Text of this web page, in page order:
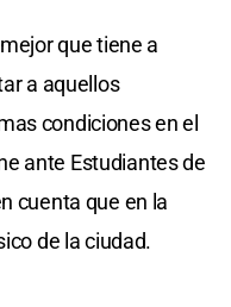
que tiene a
a aquellos
condiciones en el
ante Estudiantes de
cuenta que en la
de la ciudad.